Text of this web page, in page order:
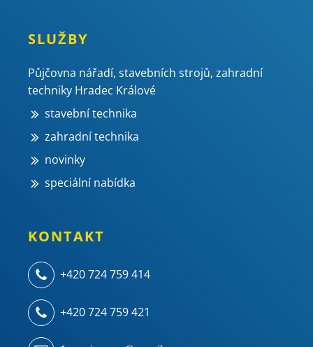
SLUŽBY
Půjčovna nářadí, stavebních strojů, zahradní
techniky Hradec Králové
stavební technika
zahradní technika
novinky
speciální nabídka
KONTAKT
+420 724 759 414
+420 724 759 421